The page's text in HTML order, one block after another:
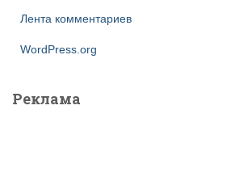
Лента комментариев
WordPress.org
Реклама